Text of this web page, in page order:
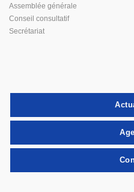
Assemblée générale
Conseil consultatif
Secrétariat